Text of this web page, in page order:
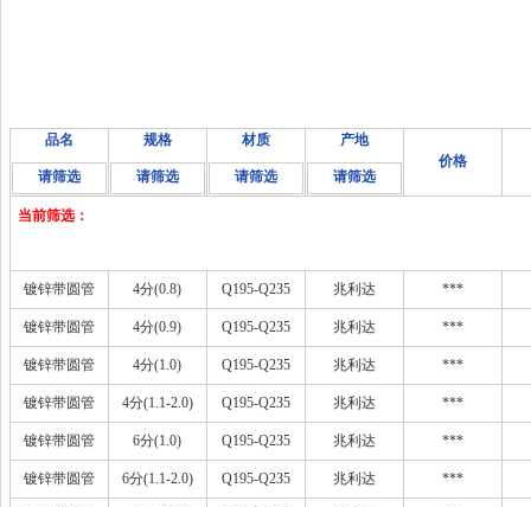
品名
请筛选
规格
请筛选
材质
请筛选
产地
请筛选
价格
当前筛选：
镀锌带圆管 4分(0.8) Q195-Q235 兆利达 ***
镀锌带圆管 4分(0.9) Q195-Q235 兆利达 ***
镀锌带圆管 4分(1.0) Q195-Q235 兆利达 ***
镀锌带圆管 4分(1.1-2.0) Q195-Q235 兆利达 ***
镀锌带圆管 6分(1.0) Q195-Q235 兆利达 ***
镀锌带圆管 6分(1.1-2.0) Q195-Q235 兆利达 ***